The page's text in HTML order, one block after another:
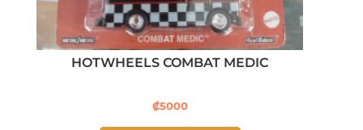
HOTWHEELS COMBAT MEDIC
₡5000